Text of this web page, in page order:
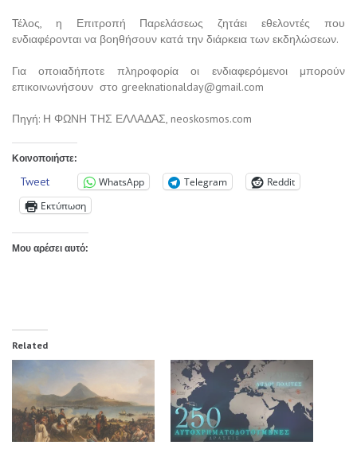
Τέλος, η Επιτροπή Παρελάσεως ζητάει εθελοντές που
ενδιαφέρονται να βοηθήσουν κατά την διάρκεια των εκδηλώσεων.
Για οποιαδήποτε πληροφορία οι ενδιαφερόμενοι μπορούν
επικοινωνήσουν στο greeknationalday@gmail.com
Πηγή: Η ΦΩΝΗ ΤΗΣ ΕΛΛΑΔΑΣ, neoskosmos.com
Κοινοποιήστε:
Tweet WhatsApp Telegram
Reddit
Εκτύπωση
Μου αρέσει αυτό:
Related